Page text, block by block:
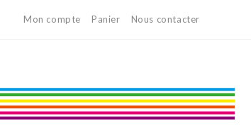
Mon compte Panier Nous contacter